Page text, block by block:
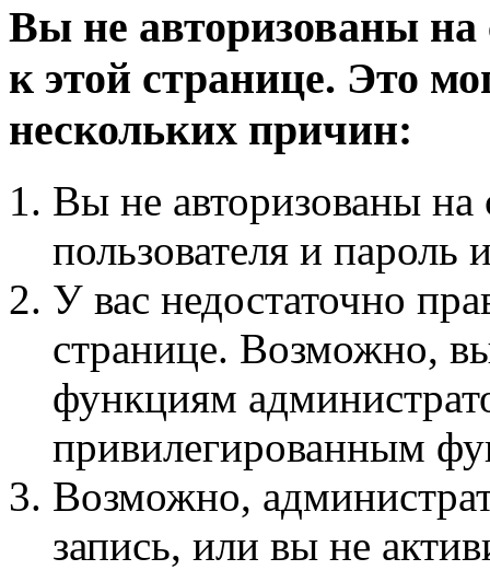
Вы не авторизованы на
к этой странице. Это
нескольких причин:
Вы не авторизованы на
пользователя и пароль
У вас недостаточно
странице. Возможно,
функциям
привилегированным
Возможно,
запись, или вы не